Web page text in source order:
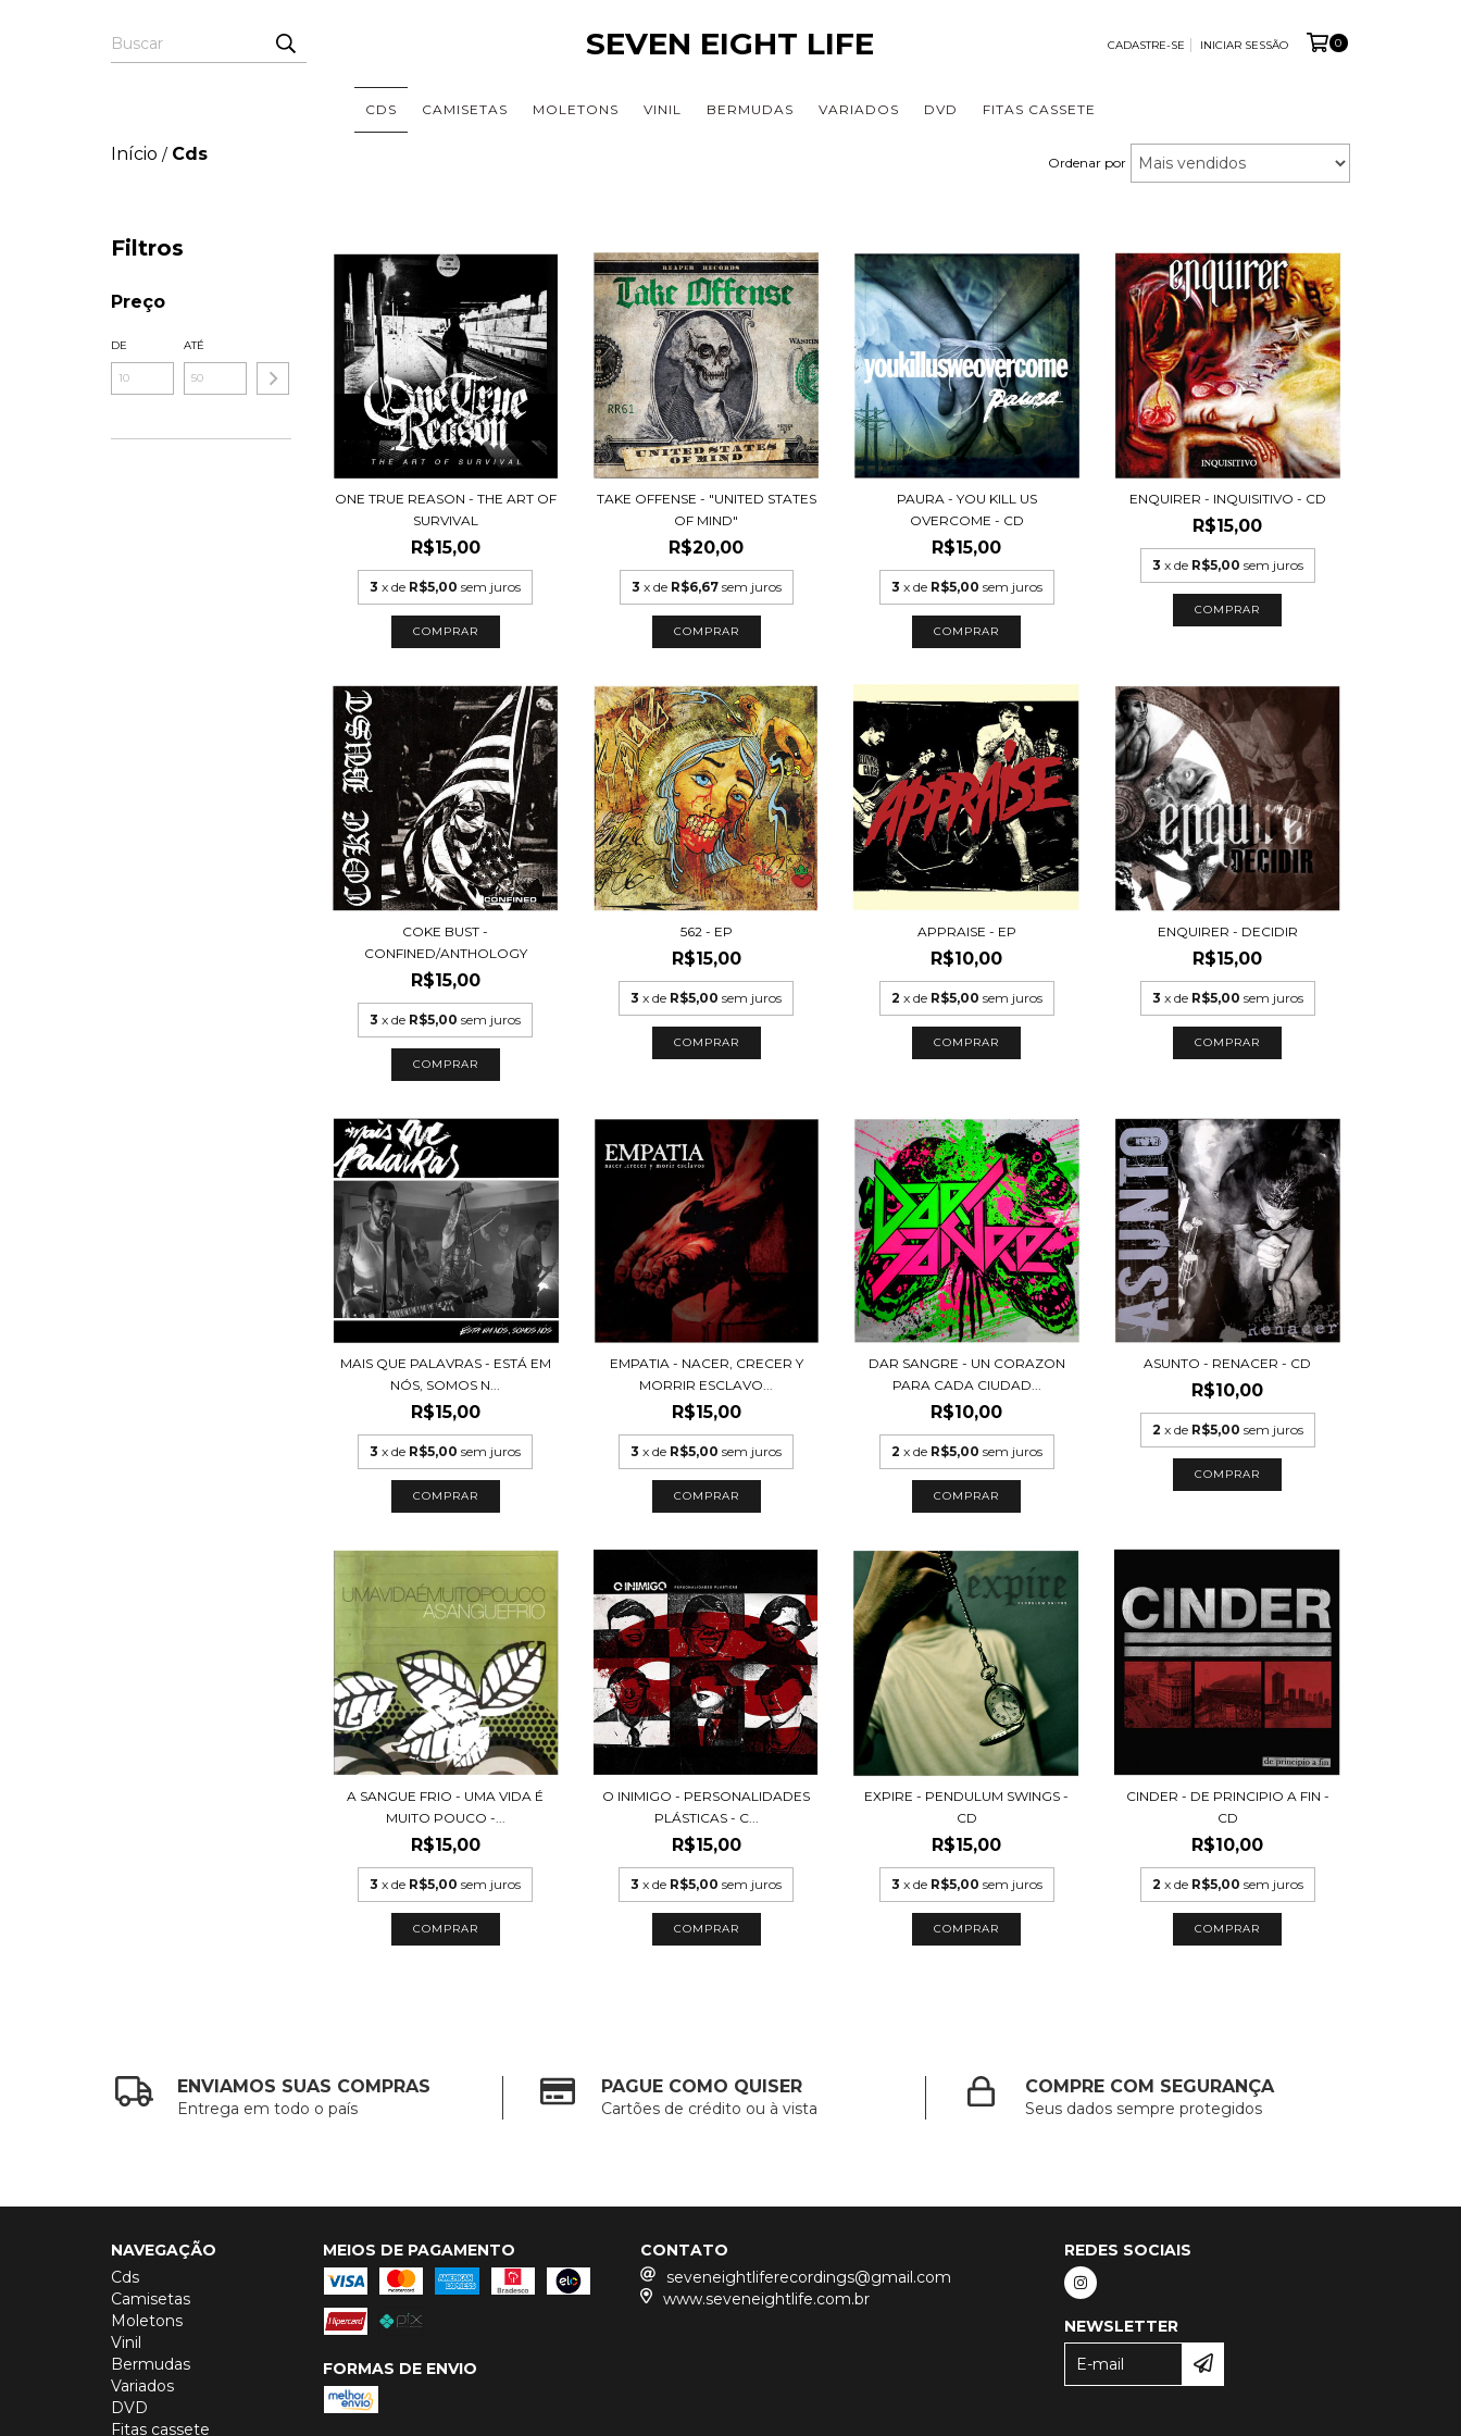
SEVEN EIGHT LIFE CADASTRE-SE INICIAR SESSÃO 0
CDS CAMISETAS MOLETONS VINIL BERMUDAS VARIADOS DVD FITAS CASSETE
Início / Cds Ordenar por
Filtros
Preço
DE ATÉ
ONE TRUE REASON - THE ART OF
SURVIVAL
R$15,00
3 x de R$5,00 sem juros
TAKE OFFENSE - "UNITED STATES
OF MIND"
R$20,00
3 x de R$6,67 sem juros
PAURA - YOU KILL US
OVERCOME - CD
R$15,00
3 x de R$5,00 sem juros
ENQUIRER - INQUISITIVO - CD
R$15,00
3 x de R$5,00 sem juros
COKE BUST -
CONFINED/ANTHOLOGY
R$15,00
3 x de R$5,00 sem juros
562 - EP
R$15,00
3 x de R$5,00 sem juros
APPRAISE - EP
R$10,00
2 x de R$5,00 sem juros
ENQUIRER - DECIDIR
R$15,00
3 x de R$5,00 sem juros
MAIS QUE PALAVRAS - ESTÁ EM
NÓS, SOMOS N...
R$15,00
3 x de R$5,00 sem juros
EMPATIA - NACER, CRECER Y
MORRIR ESCLAVO...
R$15,00
3 x de R$5,00 sem juros
DAR SANGRE - UN CORAZON
PARA CADA CIUDAD...
R$10,00
2 x de R$5,00 sem juros
ASUNTO - RENACER - CD
R$10,00
2 x de R$5,00 sem juros
A SANGUE FRIO - UMA VIDA É
MUITO POUCO -...
R$15,00
3 x de R$5,00 sem juros
O INIMIGO - PERSONALIDADES
PLÁSTICAS - C...
R$15,00
3 x de R$5,00 sem juros
EXPIRE - PENDULUM SWINGS -
CD
R$15,00
3 x de R$5,00 sem juros
CINDER - DE PRINCIPIO A FIN -
CD
R$10,00
2 x de R$5,00 sem juros
ENVIAMOS SUAS COMPRAS
Entrega em todo o país
PAGUE COMO QUISER
Cartões de crédito ou à vista
COMPRE COM SEGURANÇA
Seus dados sempre protegidos
NAVEGAÇÃO
Cds
Camisetas
Moletons
Vinil
Bermudas
Variados
DVD
Fitas cassete
MEIOS DE PAGAMENTO
FORMAS DE ENVIO
CONTATO
seveneightliferecordings@gmail.com
www.seveneightlife.com.br
REDES SOCIAIS
NEWSLETTER